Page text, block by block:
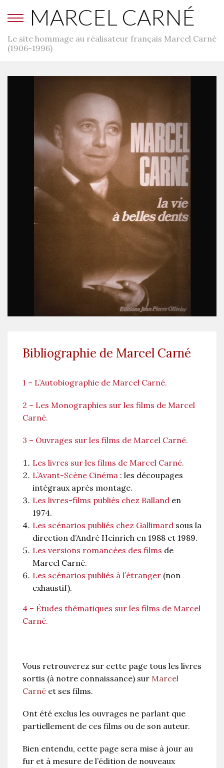
MARCEL CARNÉ
Le site hommage au réalisateur français Marcel Carné
(1906-1996)
Bibliographie de Marcel Carné
1 – L’Autobiographie de Marcel Carné.
2 – Les Monographies sur les films de Marcel
Carné.
3 – Ouvrages sur les films de Marcel Carné.
Les livres sur les films de Marcel Carné.
L’Avant-Scène Cinéma : les découpages
intégraux après montage.
Les livres-films publiés chez Balland en
1974.
Les scénarios publiés chez Gallimard sous la
direction d’André Heinrich en 1988 et 1989.
Les versions romancées des films de
Marcel Carné.
Les scénarios publiés à l’étranger (non
exhaustif).
4 – Études thématiques sur les films de Marcel
Carné.
Vous retrouverez sur cette page tous les livres
sortis (à notre connaissance) sur Marcel
Carné et ses films.
Ont été exclus les ouvrages ne parlant que
partiellement de ces films ou de son auteur.
Bien entendu, cette page sera mise à jour au
fur et à mesure de l’édition de nouveaux